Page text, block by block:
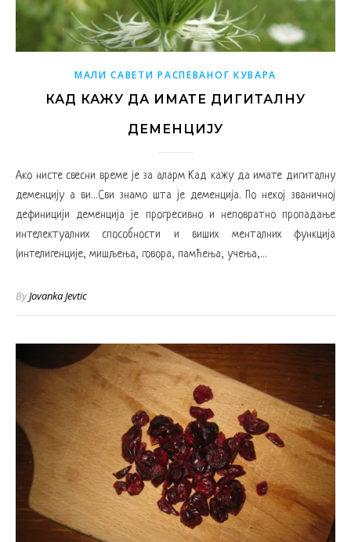
МАЛИ САВЕТИ РАСПЕВАНОГ КУВАРА
КАД КАЖУ ДА ИМАТЕ ДИГИТАЛНУ
ДЕМЕНЦИЈУ
Ако нисте свесни време је за аларм Кад кажу да имате дигиталну
деменцију а ви…Сви знамо шта је деменција. По некој званичној
дефиницији деменција је прогресивно и неповратно пропадање
интелектуалних способности и виших менталних функција
(интелигенције, мишљења, говора, памћења, учења,…
ByJovanka Jevtic